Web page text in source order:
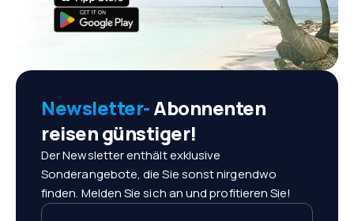
Newsletter-Abonnenten
reisen günstiger!
Der Newsletter enthält exklusive
Sonderangebote, die Sie sonst nirgendwo
finden. Melden Sie sich an und profitieren Sie!
Ihre E-Mail-Adresse